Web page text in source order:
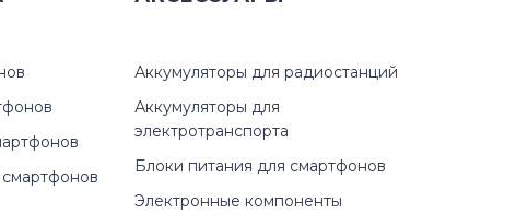
Аккумуляторы для радиостанций
Аккумуляторы для
электротранспорта
Блоки питания для смартфонов
Электронные компоненты